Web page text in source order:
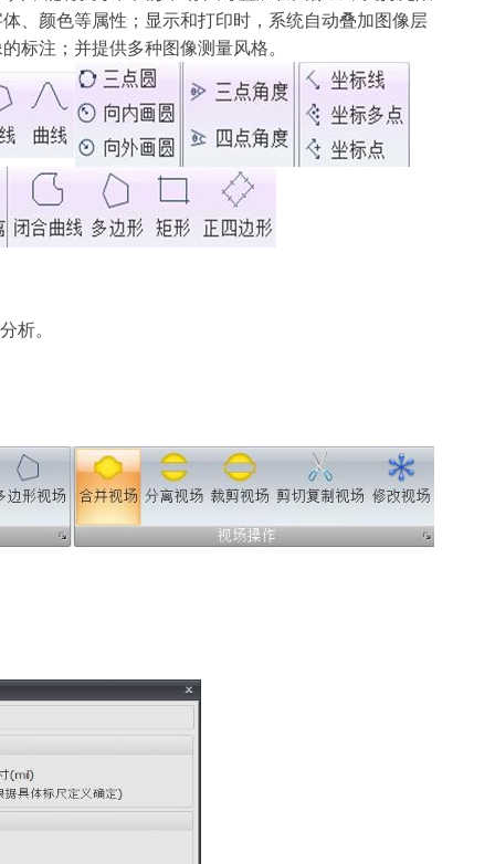
、颜色等属性；显示和打印时，系统自动叠加图像层
标注；并提供多种图像测量风格。
析。